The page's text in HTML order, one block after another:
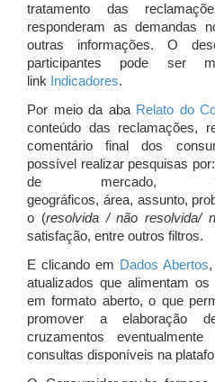
tratamento das
responderam as demandas
outras informações. O
participantes pode ser
link Indicadores.
Por meio da aba Relato do
conteúdo das reclamações,
comentário final dos
possível realizar pesquisas
de mercado,
geográficos, área, assunto,
o (resolvida / não resolvida/
satisfação, entre outros filtros.
E clicando em Dados Abertos
atualizados que alimentam
em formato aberto, o que
promover a elaboração
cruzamentos
consultas disponíveis na